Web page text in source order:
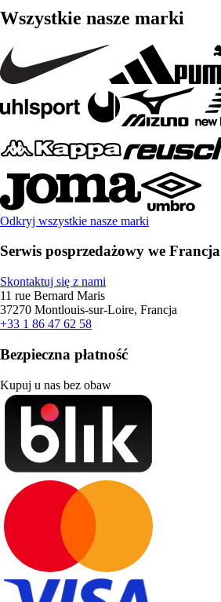
Wszystkie nasze marki
Odkryj wszystkie nasze marki
Serwis posprzedażowy we Francja
Skontaktuj się z nami
11 rue Bernard Maris
37270 Montlouis-sur-Loire, Francja
+33 1 86 47 62 58
Bezpieczna płatność
Kupuj u nas bez obaw